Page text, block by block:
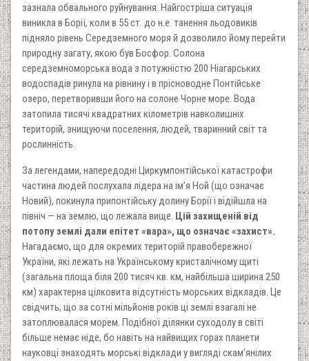
зазнала обвального руйнування. Найгостріша ситуація
виникла в Борії, коли в 55 ст. до н.е. танення льодовиків
підняло рівень Середземного моря й дозволило йому перейти
природну загату, якою був Босфор. Солона
середземноморська вода з потужністю 200 Ніагарських
водоспадів ринула на рівнину і в прісноводне Понтійське
озеро, перетворивши його на солоне Чорне море. Вода
затопила тисячі квадратних кілометрів навколишніх
територій, знищуючи поселення, людей, тваринний світ та
рослинність.
За легендами, напередодні Циркумпонтійської катастрофи
частина людей послухала лідера на ім’я Ной (що означає
Новий), покинула припонтійську долину Борії і відійшла на
північ — на землю, що лежала вище. Цій захищеній від
потопу землі дали епітет «вара», що означає «захист».
Нагадаємо, що для окремих територій правобережної
України, які лежать на Українському кристалічному щиті
(загальна площа біля 200 тисяч кв. км, найбільша ширина 250
км) характерна цілковита відсутність морських відкладів. Це
свідчить, що за сотні мільйонів років ці землі взагалі не
затоплювалася морем. Подібної ділянки суходолу в світі
більше немає ніде, бо навіть на найвищих горах планети
науковці знаходять морські відклади у вигляді скам’янілих